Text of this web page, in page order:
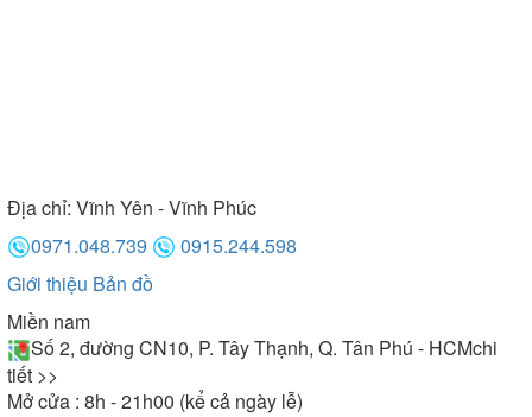
Địa chỉ: Vĩnh Yên - Vĩnh Phúc
0971.048.739
0915.244.598
Giới thiệu Bản đồ
Miền nam
Số 2, đường CN10, P. Tây Thạnh, Q. Tân Phú - HCMchi
tiết >>
Mở cửa : 8h - 21h00 (kể cả ngày lễ)